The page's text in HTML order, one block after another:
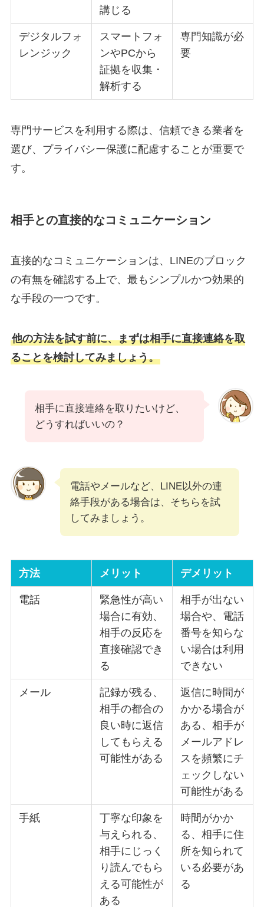
講じる
デジタルフォ
レンジック
スマートフォ
ンやPCから
証拠を収集・
解析する
専門知識が必
要
専門サービスを利用する際は、信頼できる業者を
選び、プライバシー保護に配慮することが重要で
す。
相手との直接的なコミュニケーション
直接的なコミュニケーションは、LINEのブロック
の有無を確認する上で、最もシンプルかつ効果的
な手段の一つです。
他の方法を試す前に、まずは相手に直接連絡を取
ることを検討してみましょう。
相手に直接連絡を取りたいけど、
どうすればいいの？
電話やメールなど、LINE以外の連
絡手段がある場合は、そちらを試
してみましょう。
方法 メリット デメリット
電話
緊急性が高い
場合に有効、
相手の反応を
直接確認でき
る
相手が出ない
場合や、電話
番号を知らな
い場合は利用
できない
メール
記録が残る、
相手の都合の
良い時に返信
してもらえる
可能性がある
返信に時間が
かかる場合が
ある、相手が
メールアドレ
スを頻繁にチ
ェックしない
可能性がある
手紙
丁寧な印象を
与えられる、
相手にじっく
り読んでもら
える可能性が
ある
時間がかか
る、相手に住
所を知られて
いる必要があ
る